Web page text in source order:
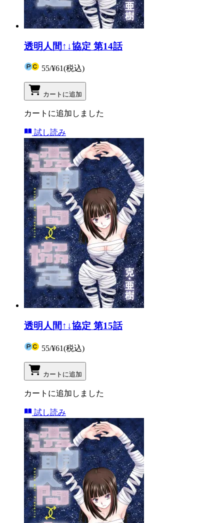
透明人間↑↓協定 第14話
55/¥61(税込)
カートに追加
カートに追加しました
試し読み
透明人間↑↓協定 第15話
55/¥61(税込)
カートに追加
カートに追加しました
試し読み